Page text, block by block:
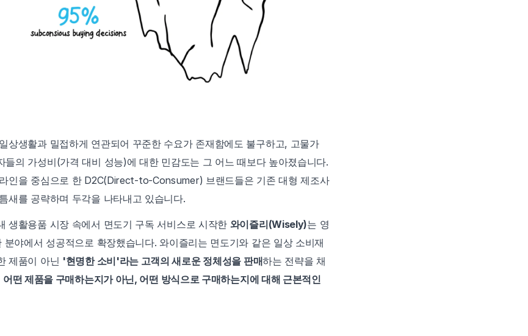
상생활과 밀접하게 연관되어 꾸준한 수요가 존재함에도 불구하고, 고물가
들의 가성비(가격 대비 성능)에 대한 민감도는 그 어느 때보다 높아졌습니다.
인을 중심으로 한 D2C(Direct-to-Consumer) 브랜드들은 기존 대형 제조사
새를 공략하며 두각을 나타내고 있습니다.
생활용품 시장 속에서 면도기 구독 서비스로 시작한 와이즐리(Wisely)는 영
분야에서 성공적으로 확장했습니다. 와이즐리는 면도기와 같은 일상 소비재
제품이 아닌 '현명한 소비'라는 고객의 새로운 정체성을 판매하는 전략을 채
어떤 제품을 구매하는지가 아닌, 어떤 방식으로 구매하는지에 대해 근본적인